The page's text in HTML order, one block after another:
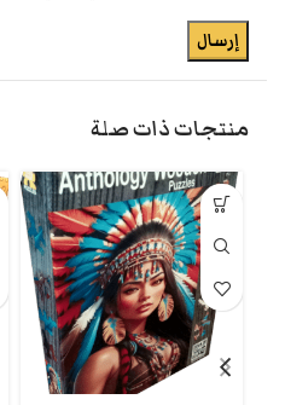
منتجات ذات صلة